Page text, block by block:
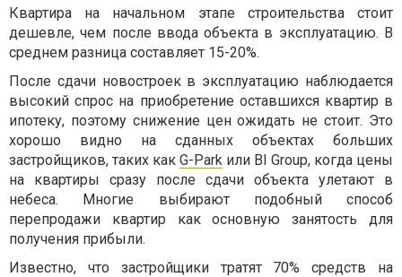
Квартира на начальном этапе строительства стоит
дешевле, чем после ввода объекта в эксплуатацию. В
среднем разница составляет 15-20%.
После сдачи новостроек в эксплуатацию наблюдается
высокий спрос на приобретение оставшихся квартир в
ипотеку, поэтому снижение цен ожидать не стоит. Это
хорошо видно на сданных объектах больших
застройщиков, таких как G-Park или BI Group, когда цены
на квартиры сразу после сдачи объекта улетают в
небеса. Многие выбирают подобный способ
перепродажи квартир как основную занятость для
получения прибыли.
Известно, что застройщики тратят 70% средств на